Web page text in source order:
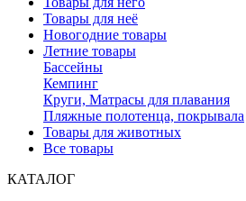
Товары для неё
Новогодние товары
Летние товары
Бассейны
Кемпинг
Круги, Матрасы для плавания
Пляжные полотенца, покрывала
Товары для животных
Все товары
КАТАЛОГ